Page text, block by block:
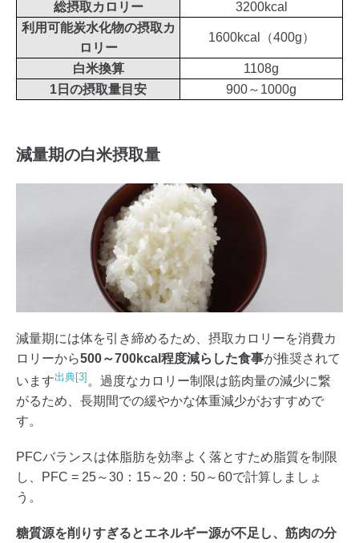
総摂取カロリー
3200kcal
利用可能炭水化物の摂取カ
ロリー
1600kcal（400g）
白米換算
1108g
1日の摂取量目安
900～1000g
減量期の白米摂取量
減量期には体を引き締めるため、摂取カロリーを消費カ
ロリーから500～700kcal程度減らした食事が推奨されて
います出典[3] 。過度なカロリー制限は筋肉量の減少に繋
がるため、長期間での緩やかな体重減少がおすすめで
す。
PFCバランスは体脂肪を効率よく落とすため脂質を制限
し、PFC = 25～30：15～20：50～60で計算しましょ
う。
糖質源を削りすぎるとエネルギー源が不足し、筋肉の分